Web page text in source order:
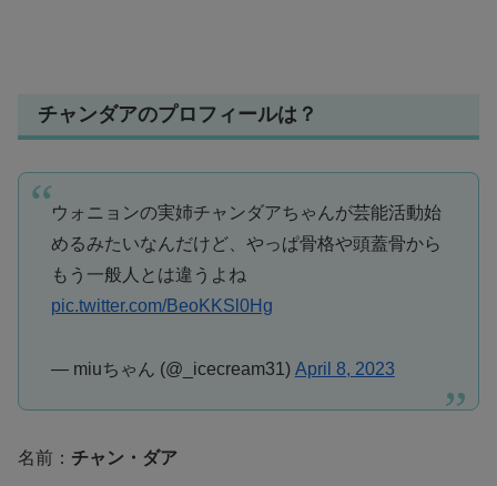
チャンダアのプロフィールは？
ウォニョンの実姉チャンダアちゃんが芸能活動始
めるみたいなんだけど、やっぱ骨格や頭蓋骨から
もう一般人とは違うよね
pic.twitter.com/BeoKKSl0Hg
— miuちゃん (@_icecream31) April 8, 2023
名前： チャン・ダア